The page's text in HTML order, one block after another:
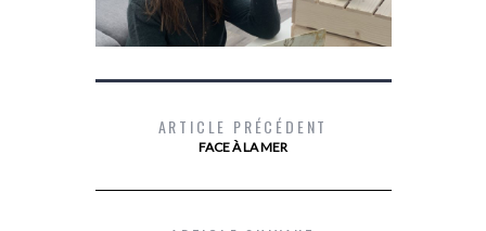
DEVENIR PROPRIÉTAIRE AVEC PRIMMÉA
ARTICLE PRÉCÉDENT
FACE À LA MER